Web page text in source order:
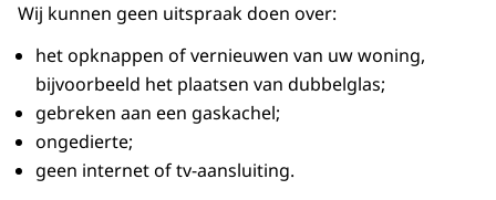
Wij kunnen geen uitspraak doen over:
het opknappen of vernieuwen van uw woning,
bijvoorbeeld het plaatsen van dubbelglas;
gebreken aan een gaskachel;
ongedierte;
geen internet of tv-aansluiting.